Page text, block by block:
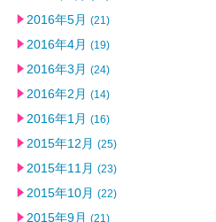
2016年5月 (21)
2016年4月 (19)
2016年3月 (24)
2016年2月 (14)
2016年1月 (16)
2015年12月 (25)
2015年11月 (23)
2015年10月 (22)
2015年9月 (21)